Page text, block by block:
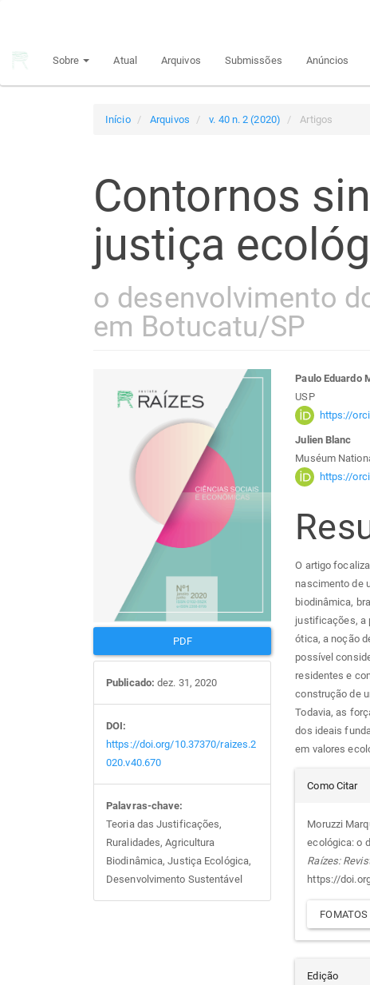
principal
Sobre Atual Arquivos Submissões Anúncios
Início Arquivos v. 40 n. 2 (2020) Artigos
Contornos
justiça
o desenvolvimento
em Botucatu/SP
Barra
lateral
de
artigos
PDF
Publicado: dez. 31, 2020
DOI:
https://doi.org/10.37370/raizes.2
020.v40.670
Palavras-chave:
Teoria das Justificações,
Ruralidades, Agricultura
Biodinâmica, Justiça Ecológica,
Desenvolvimento Sustentável
do
Paulo Eduardo
USP
https://
Julien Blanc
Muséum
https://
O artigo
nascimento de
biodinâmica,
justificações, a
ótica, a noção
possível
residentes e
construção de
Todavia, as
dos ideais
em valores
do
Como Citar
Moruzzi
ecológica: o
Raízes:
https://
Edição